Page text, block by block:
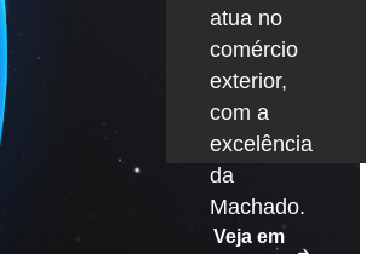
atua no
comércio
exterior,
com a
excelência
da
Machado.
Veja em